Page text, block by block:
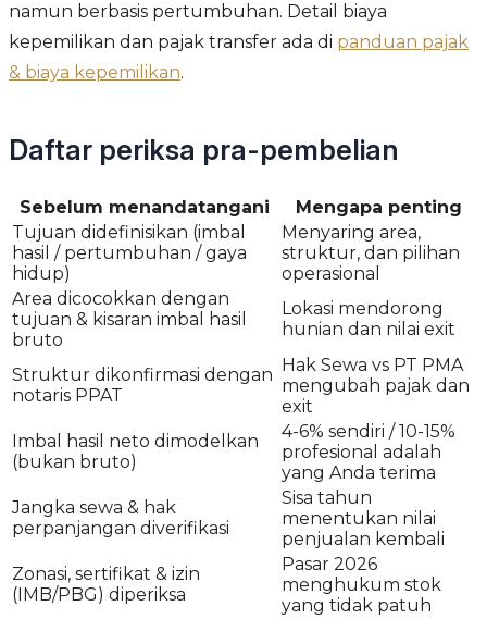
namun berbasis pertumbuhan. Detail biaya
kepemilikan dan pajak transfer ada di panduan pajak
& biaya kepemilikan.
Daftar periksa pra-pembelian
Sebelum menandatangani
Mengapa penting
Tujuan didefinisikan (imbal
hasil / pertumbuhan / gaya
hidup)
Menyaring area,
struktur, dan pilihan
operasional
Area dicocokkan dengan
tujuan & kisaran imbal hasil
bruto
Lokasi mendorong
hunian dan nilai exit
Struktur dikonfirmasi dengan
notaris PPAT
Hak Sewa vs PT PMA
mengubah pajak dan
exit
Imbal hasil neto dimodelkan
(bukan bruto)
4-6% sendiri / 10-15%
profesional adalah
yang Anda terima
Jangka sewa & hak
perpanjangan diverifikasi
Sisa tahun
menentukan nilai
penjualan kembali
Zonasi, sertifikat & izin
(IMB/PBG) diperiksa
Pasar 2026
menghukum stok
yang tidak patuh